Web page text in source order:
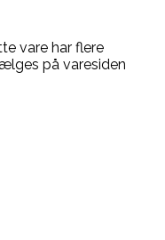
vare har flere
på varesiden